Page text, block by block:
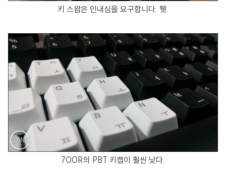
키 스왑은 인내심을 요구합니다. 퉷.
700R의 PBT 키캡이 훨씬 낮다.